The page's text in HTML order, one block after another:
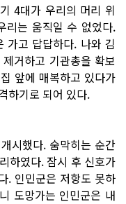
4대가 우리의 머리 위
리는 움직일 수 없었다.
가고 답답하다. 나와 김
거하고 기관총을 확보
앞에 매복하고 있다가
하기로 되어 있다.
시했다. 숨막히는 순간
하였다. 잠시 후 신호가
. 인민군은 저항도 못하
도망가는 인민군은 내